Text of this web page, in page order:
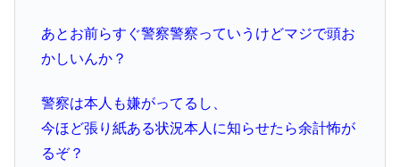
あとお前らすぐ警察警察っていうけどマジで頭お
かしいんか？
警察は本人も嫌がってるし、
今ほど張り紙ある状況本人に知らせたら余計怖が
るぞ？